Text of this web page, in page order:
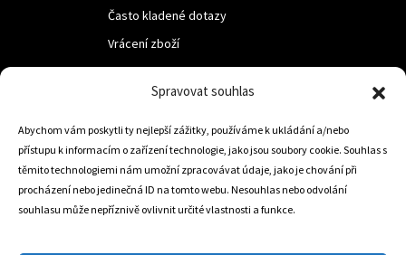
Spravovat souhlas
Abychom vám poskytli ty nejlepší zážitky, používáme k ukládání a/nebo
přístupu k informacím o zařízení technologie, jako jsou soubory cookie. Souhlas s
těmito technologiemi nám umožní zpracovávat údaje, jako je chování při
procházení nebo jedinečná ID na tomto webu. Nesouhlas nebo odvolání
souhlasu může nepříznivě ovlivnit určité vlastnosti a funkce.
Často kladené dotazy
Vrácení zboží
LUF s.r.o.
Nám. M.R.Štefanika 518,
Trstená 02801